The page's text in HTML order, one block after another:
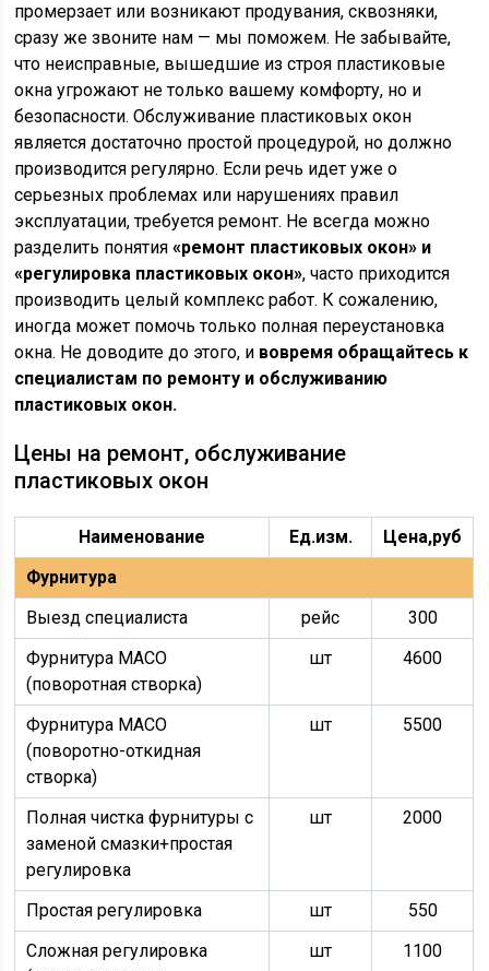
промерзает или возникают продувания, сквозняки,
сразу же звоните нам — мы поможем. Не забывайте,
что неисправные, вышедшие из строя пластиковые
окна угрожают не только вашему комфорту, но и
безопасности. Обслуживание пластиковых окон
является достаточно простой процедурой, но должно
производится регулярно. Если речь идет уже о
серьезных проблемах или нарушениях правил
эксплуатации, требуется ремонт. Не всегда можно
разделить понятия«ремонт пластиковых окон» и
«регулировка пластиковых окон», часто приходится
производить целый комплекс работ. К сожалению,
иногда может помочь только полная переустановка
окна. Не доводите до этого, и вовремя обращайтесь к
специалистам по ремонту и обслуживанию
пластиковых окон.
Цены на ремонт, обслуживание
пластиковых окон
Наименование Ед.изм.
Цена,руб
Фурнитура
Выезд специалиста
рейс
300
Фурнитура МАСО
(поворотная створка)
шт 4600
Фурнитура МАСО
(поворотно-откидная
створка)
шт 5500
Полная чистка фурнитуры с
заменой смазки+простая
регулировка
шт 2000
Простая регулировка шт
550
Сложная регулировка
шт 1100